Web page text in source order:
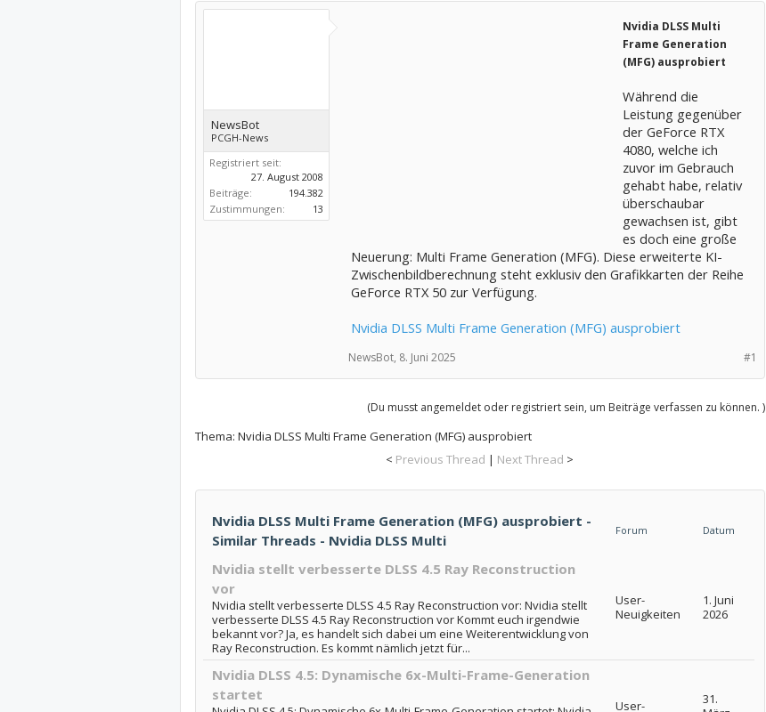
NewsBot
PCGH-News
Registriert seit:
27. August 2008
Beiträge:
194.382
Zustimmungen:
13
Nvidia DLSS Multi
Frame Generation
(MFG) ausprobiert
Während die
Leistung gegenüber
der GeForce RTX
4080, welche ich
zuvor im Gebrauch
gehabt habe, relativ
überschaubar
gewachsen ist, gibt
es doch eine große
Neuerung: Multi Frame Generation (MFG). Diese erweiterte KI-
Zwischenbildberechnung steht exklusiv den Grafikkarten der Reihe
GeForce RTX 50 zur Verfügung.
Nvidia DLSS Multi Frame Generation (MFG) ausprobiert
#1
NewsBot, 8. Juni 2025
(Du musst angemeldet oder registriert sein, um Beiträge verfassen zu können. )
Thema: Nvidia DLSS Multi Frame Generation (MFG) ausprobiert
< Previous Thread | Next Thread >
Nvidia DLSS Multi Frame Generation (MFG) ausprobiert -
Similar Threads - Nvidia DLSS Multi
Forum Datum
Nvidia stellt verbesserte DLSS 4.5 Ray Reconstruction
vor
Nvidia stellt verbesserte DLSS 4.5 Ray Reconstruction vor: Nvidia stellt
verbesserte DLSS 4.5 Ray Reconstruction vor Kommt euch irgendwie
bekannt vor? Ja, es handelt sich dabei um eine Weiterentwicklung von
Ray Reconstruction. Es kommt nämlich jetzt für...
User-
Neuigkeiten
1. Juni
2026
Nvidia DLSS 4.5: Dynamische 6x-Multi-Frame-Generation
startet
User-
31.